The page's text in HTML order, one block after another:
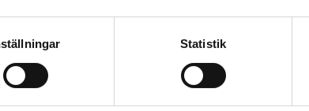
Statistik